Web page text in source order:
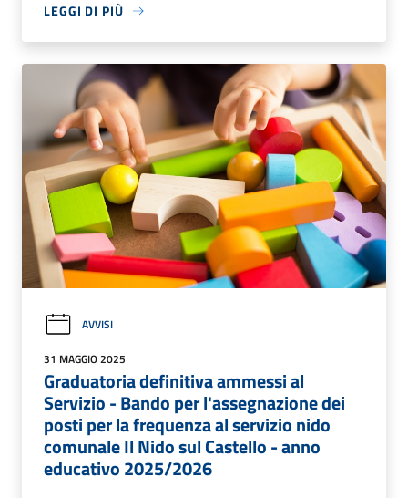
LEGGI DI PIÙ
AVVISI
31 MAGGIO 2025
Graduatoria definitiva ammessi al
Servizio - Bando per l'assegnazione dei
posti per la frequenza al servizio nido
comunale Il Nido sul Castello - anno
educativo 2025/2026